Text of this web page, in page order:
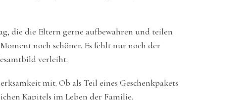
die die Eltern gerne aufbewahren und teilen
noch schöner. Es fehlt nur noch der
verleiht.
mit. Ob als Teil eines Geschenkpakets
Kapitels im Leben der Familie.